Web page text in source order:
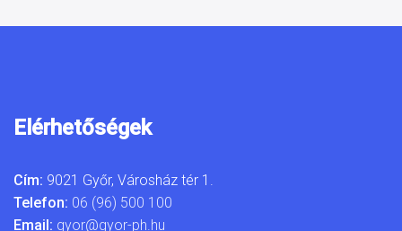
Elérhetőségek
Cím: 9021 Győr, Városház tér 1.
Telefon: 06 (96) 500 100
Email: gyor@gyor-ph.hu